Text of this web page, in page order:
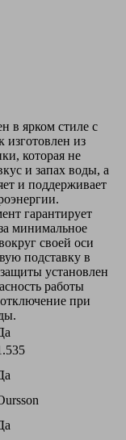
в ярком стиле с
из
которая не
и запах воды, а
и поддерживает
гарантирует
минимальное
своей оси
подставку в
установлен
работы
при